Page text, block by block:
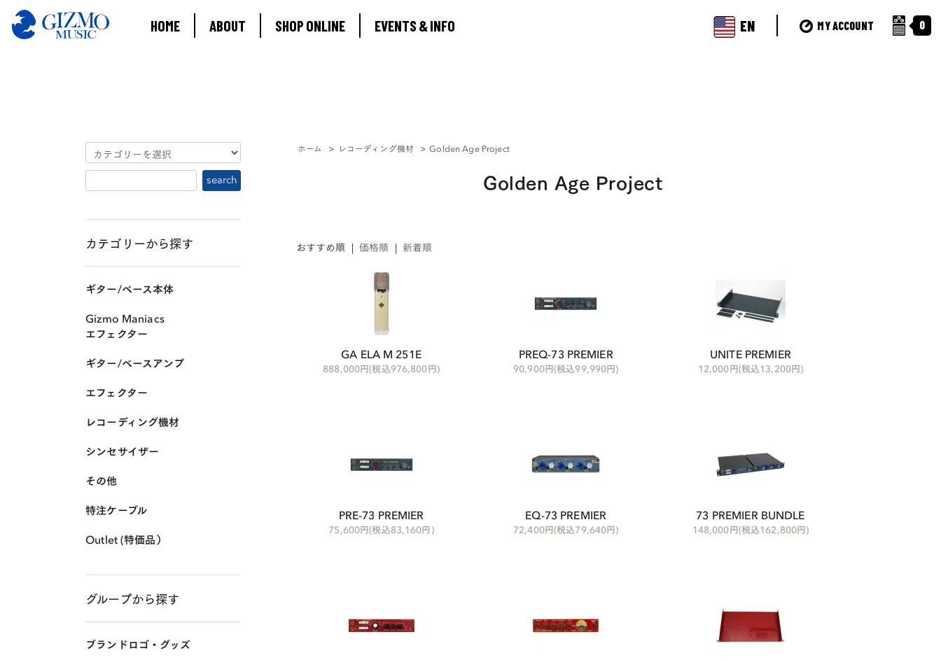
HOME ABOUT SHOP ONLINE EVENTS & INFO EN MY ACCOUNT 0
ABOUT
ホーム > レコーディング機材 > Golden Age Project
Golden Age Project
おすすめ順 |価格順 |新着順
GA ELA M 251E
888,000円(税込976,800円)
PREQ-73 PREMIER
90,900円(税込99,990円)
UNITE PREMIER
12,000円(税込13,200円)
PRE-73 PREMIER
75,600円(税込83,160円)
EQ-73 PREMIER
72,400円(税込79,640円)
73 PREMIER BUNDLE
148,000円(税込162,800円)
カテゴリーから探す
ギター/ベース本体
Gizmo Maniacs
エフェクター
ギター/ベースアンプ
エフェクター
レコーディング機材
シンセサイザー
その他
特注ケーブル
Outlet (特価品）
グループから探す
ブランドロゴ・グッズ